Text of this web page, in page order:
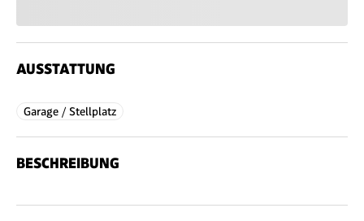
AUSSTATTUNG
Garage / Stellplatz
BESCHREIBUNG